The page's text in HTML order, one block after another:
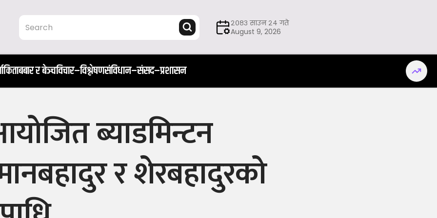
२०८३ साउन २४ गते
August 9, 2026
किताबबार र बेञ्चविचार–विश्लेषणसंविधान–संसद–प्रशासन
ब्याडमिन्टन
र शेरबहादुरको